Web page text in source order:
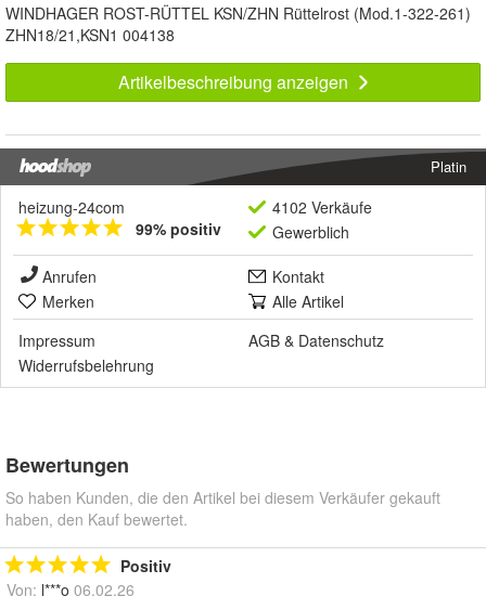
WINDHAGER ROST-RÜTTEL KSN/ZHN Rüttelrost (Mod.1-322-261)
ZHN18/21,KSN1 004138
Artikelbeschreibung anzeigen
Platin
heizung-24com
99% positiv
4102 Verkäufe
Gewerblich
Anrufen
Kontakt
Merken
Alle Artikel
Impressum
AGB & Datenschutz
Widerrufsbelehrung
Bewertungen
So haben Kunden, die den Artikel bei diesem Verkäufer gekauft
haben, den Kauf bewertet.
Positiv
Von: l***o 06.02.26